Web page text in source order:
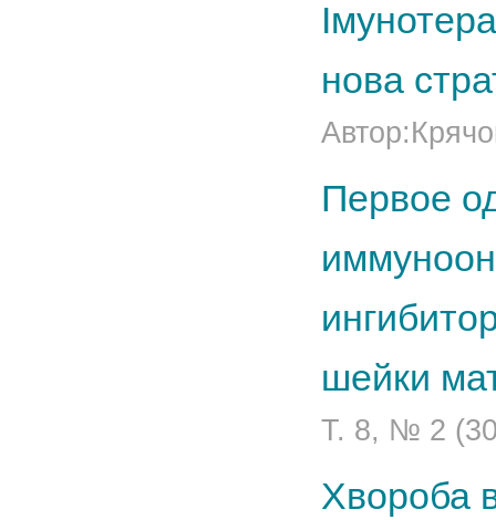
нова
Первое
шейки
Т. 8, № 2
Хвороба